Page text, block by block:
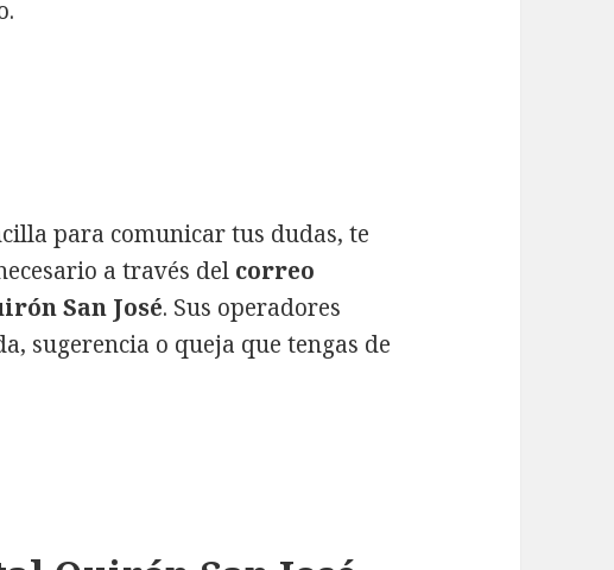
para comunicar tus dudas, te
a través del correo
San José. Sus operadores
sugerencia o queja que tengas de